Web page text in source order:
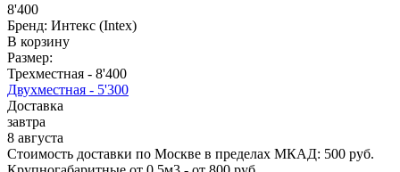
8'400
Бренд: Интекс (Intex)
В корзину
Размер:
Трехместная - 8'400
Двухместная - 5'300
Доставка
завтра
8 августа
Стоимость доставки по Москве в пределах МКАД: 500 руб.